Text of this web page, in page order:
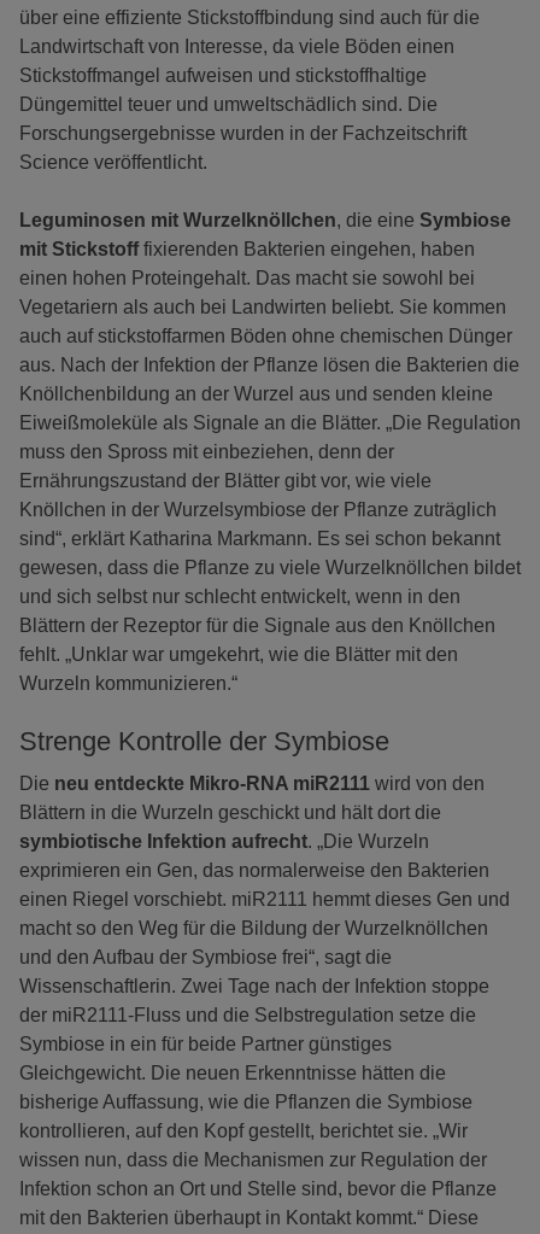
über eine effiziente Stickstoffbindung sind auch für die
Landwirtschaft von Interesse, da viele Böden einen
Stickstoffmangel aufweisen und stickstoffhaltige
Düngemittel teuer und umweltschädlich sind. Die
Forschungsergebnisse wurden in der Fachzeitschrift
Science veröffentlicht.
Leguminosen mit Wurzelknöllchen, die eine Symbiose
mit Stickstofffixierenden Bakterien eingehen, haben
einen hohen Proteingehalt. Das macht sie sowohl bei
Vegetariern als auch bei Landwirten beliebt. Sie kommen
auch auf stickstoffarmen Böden ohne chemischen Dünger
aus. Nach der Infektion der Pflanze lösen die Bakterien die
Knöllchenbildung an der Wurzel aus und senden kleine
Eiweißmoleküle als Signale an die Blätter. „Die Regulation
muss den Spross mit einbeziehen, denn der
Ernährungszustand der Blätter gibt vor, wie viele
Knöllchen in der Wurzelsymbiose der Pflanze zuträglich
sind“, erklärt Katharina Markmann. Es sei schon bekannt
gewesen, dass die Pflanze zu viele Wurzelknöllchen bildet
und sich selbst nur schlecht entwickelt, wenn in den
Blättern der Rezeptor für die Signale aus den Knöllchen
fehlt. „Unklar war umgekehrt, wie die Blätter mit den
Wurzeln kommunizieren.“
Strenge Kontrolle der Symbiose
Die neu entdeckte Mikro-RNA miR2111 wird von den
Blättern in die Wurzeln geschickt und hält dort die
symbiotische Infektion aufrecht. „Die Wurzeln
exprimieren ein Gen, das normalerweise den Bakterien
einen Riegel vorschiebt. miR2111 hemmt dieses Gen und
macht so den Weg für die Bildung der Wurzelknöllchen
und den Aufbau der Symbiose frei“, sagt die
Wissenschaftlerin. Zwei Tage nach der Infektion stoppe
der miR2111-Fluss und die Selbstregulation setze die
Symbiose in ein für beide Partner günstiges
Gleichgewicht. Die neuen Erkenntnisse hätten die
bisherige Auffassung, wie die Pflanzen die Symbiose
kontrollieren, auf den Kopf gestellt, berichtet sie. „Wir
wissen nun, dass die Mechanismen zur Regulation der
Infektion schon an Ort und Stelle sind, bevor die Pflanze
mit den Bakterien überhaupt in Kontakt kommt.“ Diese